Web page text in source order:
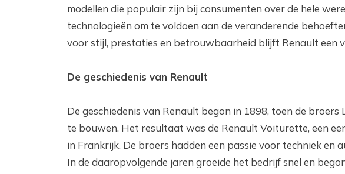
modellen die populair zijn bij consumenten over de hele
technologieën om te voldoen aan de veranderende
voor stijl, prestaties en betrouwbaarheid blijft Renault een
De geschiedenis van Renault
De geschiedenis van Renault begon in 1898, toen de
te bouwen. Het resultaat was de Renault Voiturette, een
in Frankrijk. De broers hadden een passie voor techniek en
In de daaropvolgende jaren groeide het bedrijf snel en